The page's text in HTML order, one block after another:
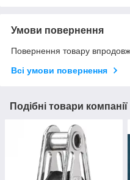
Умови повернення
Повернення товару
Всі умови повернення
Подібні товари компанії